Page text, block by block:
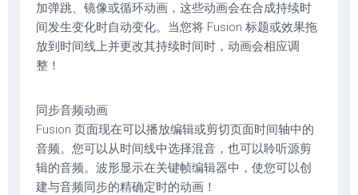
加弹跳、镜像或循环动画，这些动画会在合成持续时
间发生变化时自动变化。当您将 Fusion 标题或效果拖
放到时间线上并更改其持续时间时，动画会相应调
整！
同步音频动画
Fusion 页面现在可以播放编辑或剪切页面时间轴中的
音频。您可以从时间线中选择混音，也可以聆听源剪
辑的音频。波形显示在关键帧编辑器中，使您可以创
建与音频同步的精确定​​时的动画！